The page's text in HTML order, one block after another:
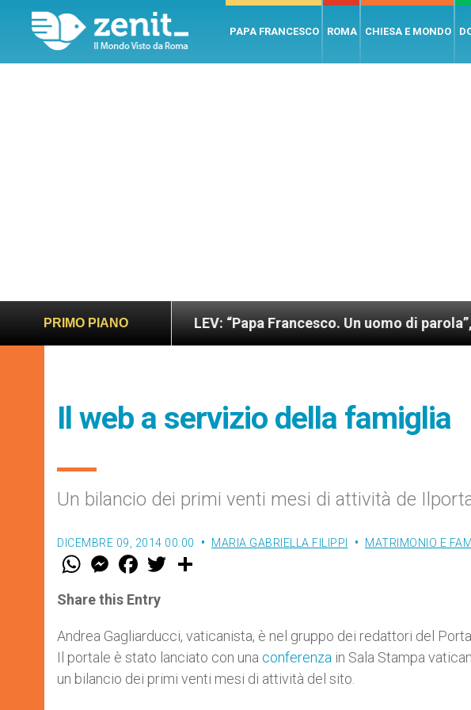
PAPA FRANCESCO ROMA CHIESA E MONDO
PRIMO PIANO
e giusto LEV: “Papa Francesco. Un uomo di parola”, dietro le
Il web a servizio della famiglia
Un bilancio dei primi venti mesi di attività de
DICEMBRE 09, 2014 00:00 MARIA GABRIELLA FILIPPI MATRIMONIO E
W
t
s
p
p
M
e
s
e
g
e
r
F
a
e
b
o
k
w
r
Share this Entry
Andrea Gagliarducci, vaticanista, è nel gruppo dei redattori del
Il portale è stato lanciato con una conferenza in Sala Stampa
un bilancio dei primi venti mesi di attività del sito.